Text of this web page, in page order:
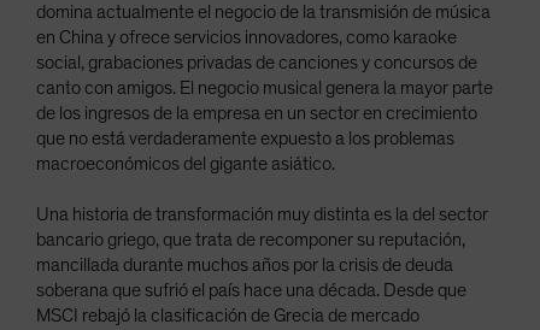
domina actualmente el negocio de la transmisión de música
en China y ofrece servicios innovadores, como karaoke
social, grabaciones privadas de canciones y concursos de
canto con amigos. El negocio musical genera la mayor parte
de los ingresos de la empresa en un sector en crecimiento
que no está verdaderamente expuesto a los problemas
macroeconómicos del gigante asiático.
Una historia de transformación muy distinta es la del sector
bancario griego, que trata de recomponer su reputación,
mancillada durante muchos años por la crisis de deuda
soberana que sufrió el país hace una década. Desde que
MSCI rebajó la clasificación de Grecia de mercado